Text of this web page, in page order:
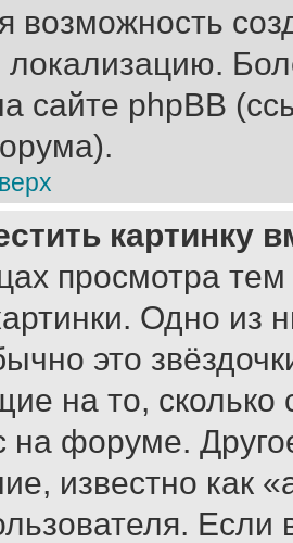
возможность
локализацию.
сайте phpBB
картинку
просмотра
Одно из
это
на то,
на форуме.
известно как